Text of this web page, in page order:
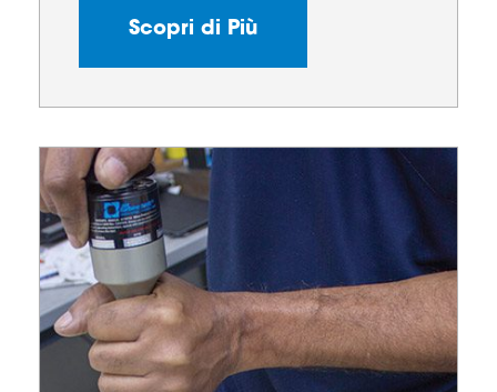
Scopri di Più